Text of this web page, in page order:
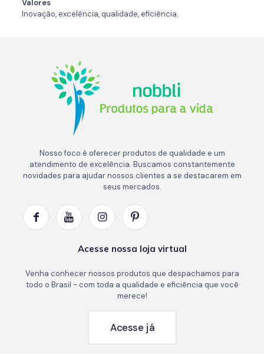
Valores
Inovação, excelência, qualidade, eficiência.
Nosso foco é oferecer produtos de qualidade e um
atendimento de excelência. Buscamos constantemente
novidades para ajudar nossos clientes a se destacarem em
seus mercados.
Acesse nossa loja virtual
Venha conhecer nossos produtos que despachamos para
todo o Brasil - com toda a qualidade e eficiência que você
merece!
Acesse já